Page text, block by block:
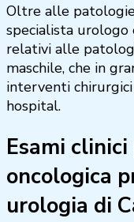
Oltre alle
specialista urologo
relativi alle
maschile, che in
interventi
hospital.
Esami
oncologica
urologia di